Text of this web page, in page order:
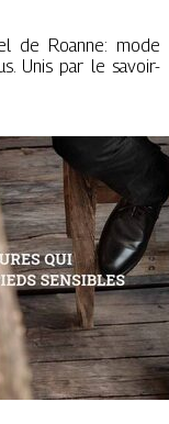
de Roanne: mode
Unis par le savoir-